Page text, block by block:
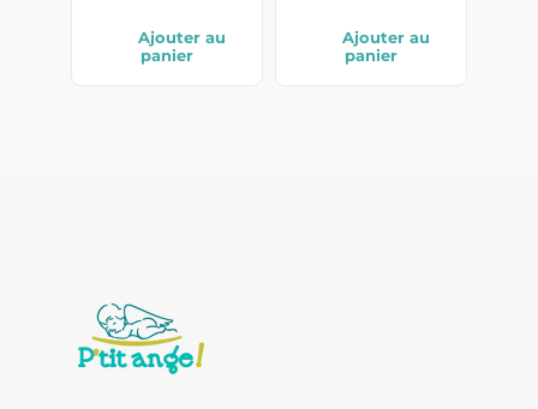
Ajouter au
panier
Ajouter au
panier